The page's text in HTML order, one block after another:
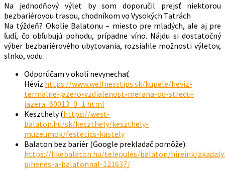
Na jednodňový výlet by som doporučil prejsť niektorou
bezbariérovou trasou, chodníkom vo Vysokých Tatrách
Na týždeň? Okolie Balatonu – miesto pre mladých, ale aj pre
ľudí, čo obľubujú pohodu, prípadne víno. Nájdu si dostatočný
výber bezbariérového ubytovania, rozsiahle možnosti výletov,
slnko, vodu…
Odporúčam v okolí nevynechať
Hévíz https://www.wellnesstips.sk/kupele/heviz-
termalne-jazero-vzdialenost-merana-od-stredu-
jazera_60013_0_1.html
Keszthely (https://west-
balaton.hu/sk/keszthely/keszthely-
muzeumok/festetics-kastely
Balaton bez bariér (Google prekladač pomôže):
https://likebalaton.hu/telepules/balaton/hireink/
pihenes-a-balatonnal-121637/